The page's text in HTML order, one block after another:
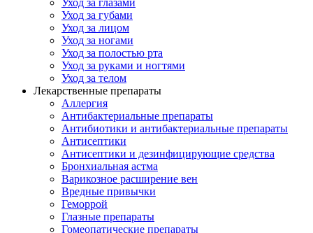
Уход за глазами
Уход за губами
Уход за лицом
Уход за ногами
Уход за полостью рта
Уход за руками и ногтями
Уход за телом
Лекарственные препараты
Аллергия
Антибактериальные препараты
Антибиотики и антибактериальные препараты
Антисептики
Антисептики и дезинфицирующие средства
Бронхиальная астма
Варикозное расширение вен
Вредные привычки
Геморрой
Глазные препараты
Гомеопатические препараты